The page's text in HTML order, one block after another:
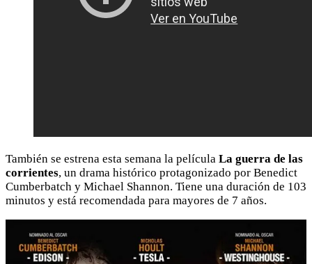
También se estrena esta semana la película La guerra de las
corrientes, un drama histórico protagonizado por Benedict
Cumberbatch y Michael Shannon. Tiene una duración de 103
minutos y está recomendada para mayores de 7 años.